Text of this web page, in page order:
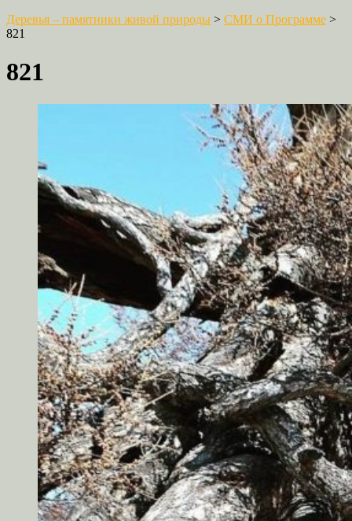
Деревья – памятники живой природы > СМИ о Программе >
821
821